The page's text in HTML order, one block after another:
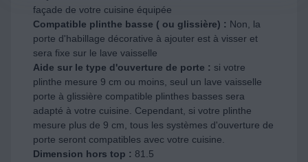
façade de votre cuisine équipée
Compatible plinthe basse ( ou glissière) : Non, la
porte d'habillage décorative à ajouter est à visser et
sera fixe sur le lave vaisselle
Aide sur le type d'ouverture de porte : si votre
plinthe mesure 9 cm ou moins, seul un lave vaisselle
porte à glissière compatible plinthes basses sera
adapté à votre cuisine. Cependant, si votre plinthe
mesure plus de 9 cm, tous les systèmes d'ouverture de
porte seront compatibles avec votre cuisine.
Dimension hors top : 81.5